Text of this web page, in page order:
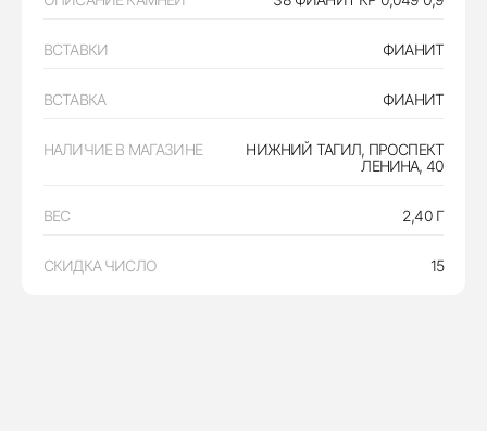
ВСТАВКИ ФИАНИТ
ВСТАВКА ФИАНИТ
НАЛИЧИЕ В МАГАЗИНЕ
НИЖНИЙ ТАГИЛ, ПРОСПЕКТ
ЛЕНИНА, 40
ВЕС 2,40 Г
СКИДКА ЧИСЛО 15